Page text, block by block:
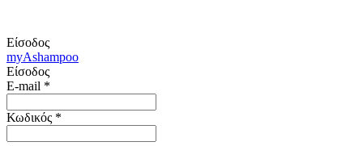
Είσοδος
myAshampoo
Είσοδος
E-mail *
Κωδικός *